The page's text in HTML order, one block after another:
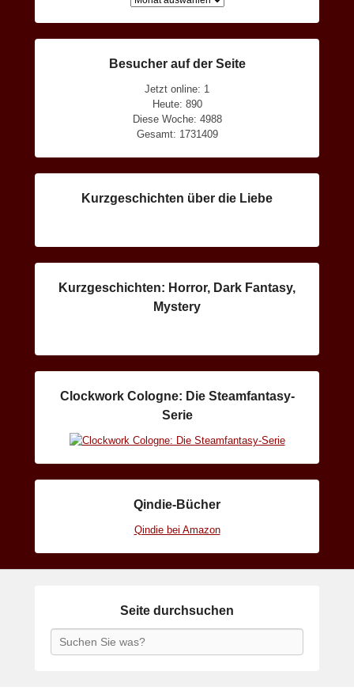
Besucher auf der Seite
Jetzt online: 1
Heute: 890
Diese Woche: 4988
Gesamt: 1731409
Kurzgeschichten über die Liebe
Kurzgeschichten: Horror, Dark Fantasy,
Mystery
Clockwork Cologne: Die Steamfantasy-
Serie
Qindie-Bücher
Qindie bei Amazon
Seite durchsuchen
Search